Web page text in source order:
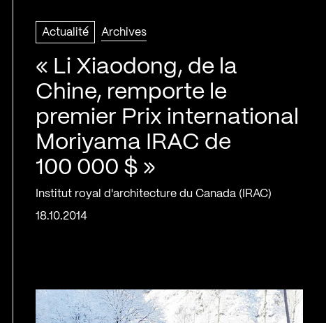
Actualité Archives
« Li Xiaodong, de la
Chine, remporte le
premier Prix international
Moriyama IRAC de
100 000 $ »
Institut royal d'architecture du Canada (IRAC)
18.10.2014